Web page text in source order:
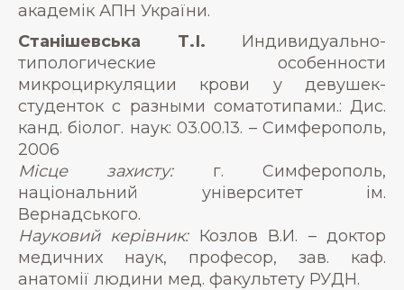
академік АПН України.
Станішевська Т.І. Индивидуально-
типологические особенности
микроциркуляции крови у девушек-
студенток с разными соматотипами.: Дис.
канд. біолог. наук: 03.00.13. – Симферополь,
2006
Місце захисту:г. Симферополь,
національний університет ім.
Вернадського.
Науковий керівник:Козлов В.И. – доктор
медичних наук, професор, зав. каф.
анатомії людини мед. факультету РУДН.